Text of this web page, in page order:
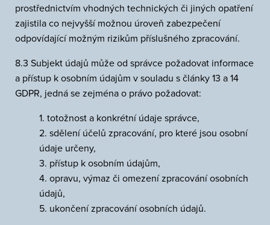
prostřednictvím vhodných technických či jiných opatření
zajistila co nejvyšší možnou úroveň zabezpečení
odpovídající možným rizikům příslušného zpracování.
8.3 Subjekt údajů může od správce požadovat informace
a přístup k osobním údajům v souladu s články 13 a 14
GDPR, jedná se zejména o právo požadovat:
1. totožnost a konkrétní údaje správce,
2. sdělení účelů zpracování, pro které jsou osobní
údaje určeny,
3. přístup k osobním údajům,
4. opravu, výmaz či omezení zpracování osobních
údajů,
5. ukončení zpracování osobních údajů.